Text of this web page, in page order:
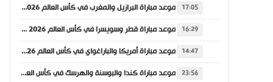
17:05 موعد مباراة البرازيل والمغرب في كأس العالم 2026 والقنوات الناقلة
16:29 موعد مباراة قطر وسويسرا في كأس العالم 2026 والقنوات الناقلة
14:47 موعد مباراة أمريكا والباراغواي في كأس العالم 2026 والقنوات الناقلة
23:56 موعد مباراة كندا والبوسنة والهرسك في كأس العالم 2026 والقنوات الناقلة